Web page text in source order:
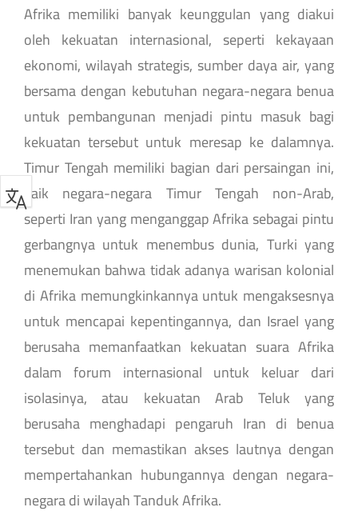
Afrika memiliki banyak keunggulan yang diakui
oleh kekuatan internasional, seperti kekayaan
ekonomi, wilayah strategis, sumber daya air, yang
bersama dengan kebutuhan negara-negara benua
untuk pembangunan menjadi pintu masuk bagi
kekuatan tersebut untuk meresap ke dalamnya.
Timur Tengah memiliki bagian dari persaingan ini,
baik negara-negara Timur Tengah non-Arab,
seperti Iran yang menganggap Afrika sebagai pintu
gerbangnya untuk menembus dunia, Turki yang
menemukan bahwa tidak adanya warisan kolonial
di Afrika memungkinkannya untuk mengaksesnya
untuk mencapai kepentingannya, dan Israel yang
berusaha memanfaatkan kekuatan suara Afrika
dalam forum internasional untuk keluar dari
isolasinya, atau kekuatan Arab Teluk yang
berusaha menghadapi pengaruh Iran di benua
tersebut dan memastikan akses lautnya dengan
mempertahankan hubungannya dengan negara-
negara di wilayah Tanduk Afrika.